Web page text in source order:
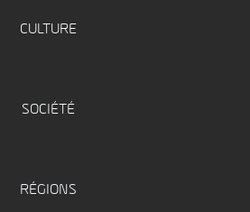
CULTURE
SOCIÉTÉ
RÉGIONS